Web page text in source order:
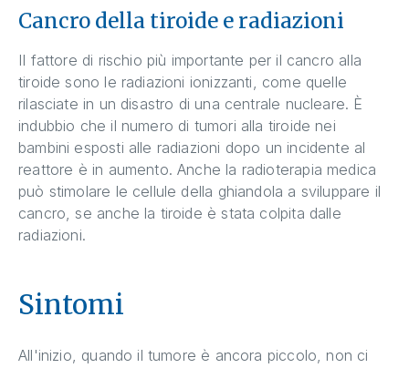
Cancro della tiroide e radiazioni
Il fattore di rischio più importante per il cancro alla
tiroide sono le radiazioni ionizzanti, come quelle
rilasciate in un disastro di una centrale nucleare. È
indubbio che il numero di tumori alla tiroide nei
bambini esposti alle radiazioni dopo un incidente al
reattore è in aumento. Anche la radioterapia medica
può stimolare le cellule della ghiandola a sviluppare il
cancro, se anche la tiroide è stata colpita dalle
radiazioni.
Sintomi
All'inizio, quando il tumore è ancora piccolo, non ci